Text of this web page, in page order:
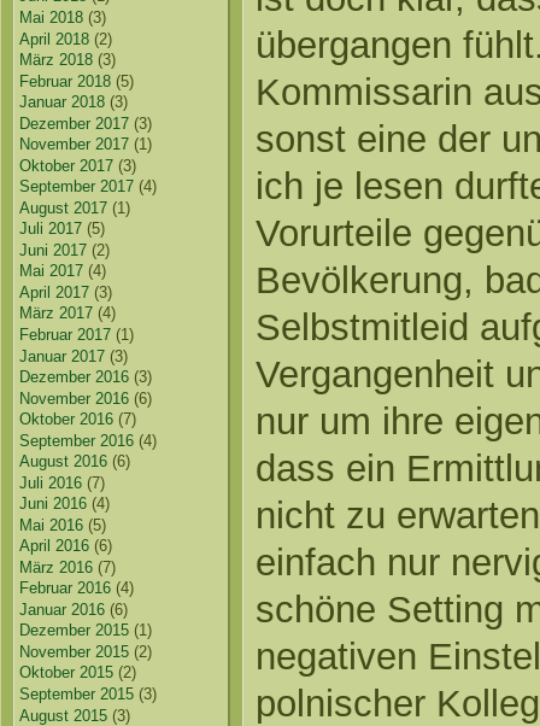
Mai 2018 (3)
April 2018 (2)
März 2018 (3)
Februar 2018 (5)
Januar 2018 (3)
Dezember 2017 (3)
November 2017 (1)
Oktober 2017 (3)
September 2017 (4)
August 2017 (1)
Juli 2017 (5)
Juni 2017 (2)
Mai 2017 (4)
April 2017 (3)
März 2017 (4)
Februar 2017 (1)
Januar 2017 (3)
Dezember 2016 (3)
November 2016 (6)
Oktober 2016 (7)
September 2016 (4)
August 2016 (6)
Juli 2016 (7)
Juni 2016 (4)
Mai 2016 (5)
April 2016 (6)
März 2016 (7)
Februar 2016 (4)
Januar 2016 (6)
Dezember 2015 (1)
November 2015 (2)
Oktober 2015 (2)
September 2015 (3)
August 2015 (3)
übergangen
Kommissarin
sonst eine der
ich je lesen
Vorurteile
Bevölkerung,
Selbstmitleid
Vergangenheit
nur um ihre
dass ein
nicht zu
einfach nur
schöne Setting
negativen
polnischer